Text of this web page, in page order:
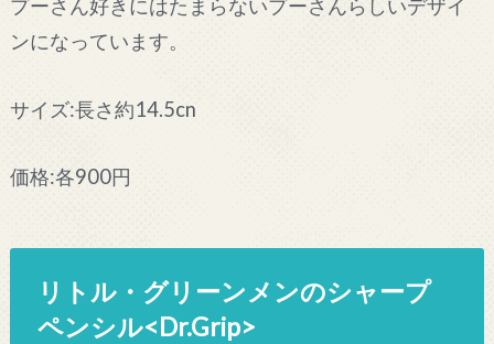
プーさん好きにはたまらないプーさんらしいデザイ
ンになっています。
サイズ:長さ約14.5cn
価格:各900円
リトル・グリーンメンのシャープ
ペンシル<Dr.Grip>